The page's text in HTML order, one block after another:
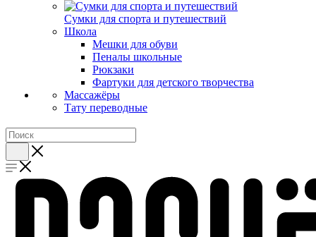
Сумки для спорта и путешествий
Школа
Мешки для обуви
Пеналы школьные
Рюкзаки
Фартуки для детского творчества
Массажёры
Тату переводные